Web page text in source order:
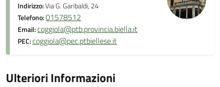
Indirizzo:Via G. Garibaldi, 24
Telefono:01578512
Email:coggiola@ptb.provincia.biella.it
PEC:coggiola@pec.ptbiellese.it
Ulteriori Informazioni